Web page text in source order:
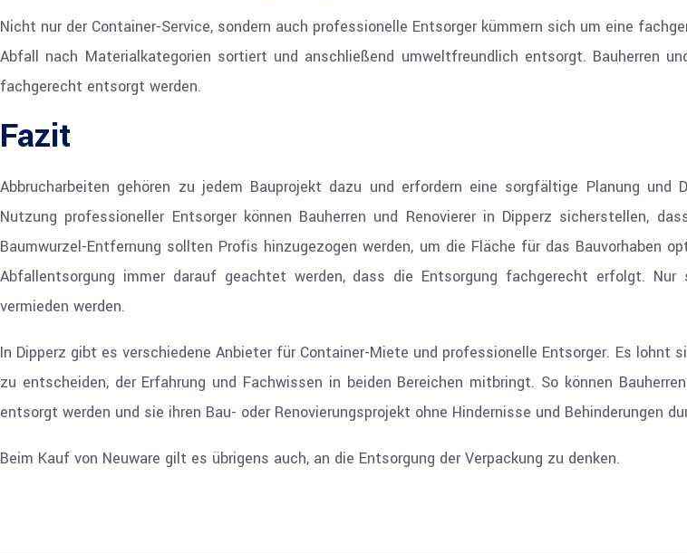
Nicht nur der Container-Service, sondern auch professionelle Entsorger kümmern sich um eine
Abfall nach Materialkategorien sortiert und anschließend umweltfreundlich entsorgt. Bauherren
fachgerecht entsorgt werden.
Fazit
Abbrucharbeiten gehören zu jedem Bauprojekt dazu und erfordern eine sorgfältige Planung und
Nutzung professioneller Entsorger können Bauherren und Renovierer in Dipperz sicherstellen,
Baumwurzel-Entfernung sollten Profis hinzugezogen werden, um die Fläche für das Bauvorhaben
Abfallentsorgung immer darauf geachtet werden, dass die Entsorgung fachgerecht erfolgt.
vermieden werden.
In Dipperz gibt es verschiedene Anbieter für Container-Miete und professionelle Entsorger. Es lohnt
zu entscheiden, der Erfahrung und Fachwissen in beiden Bereichen mitbringt. So können
entsorgt werden und sie ihren Bau- oder Renovierungsprojekt ohne Hindernisse und Behinderungen
Beim Kauf von Neuware gilt es übrigens auch, an die Entsorgung der Verpackung zu denken.